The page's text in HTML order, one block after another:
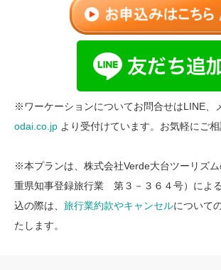
※ワーケーションについてお問合せはLINE、
odai.co.jp より受付けています。お気軽にご相
※本プランは、株式会社Verde大台ツーリズ
重県知事登録旅行業 第３－３６４号）によ
込の際は、 旅行業約款やキャンセルについて
たします。